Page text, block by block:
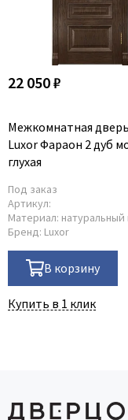
22 050 ₽
Межкомнатная
Luxor Фараон 2 дуб
глухая
Под заказ
Артикул:
Материал:
Бренд: Luxor
В корзину
Купить в 1 клик